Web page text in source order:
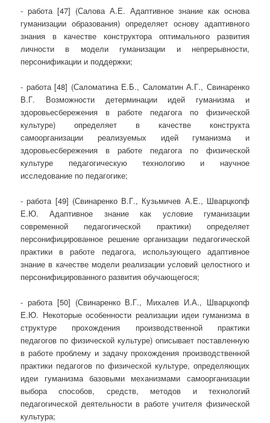
- работа [47] (Салова А.Е. Адаптивное знание как основа
гуманизации образования) определяет основу адаптивного
знания в качестве конструктора оптимального развития
личности в модели гуманизации и непрерывности,
персонификации и поддержки;
- работа [48] (Саломатина Е.Б., Саломатин А.Г., Свинаренко
В.Г. Возможности детерминации идей гуманизма и
здоровьесбережения в работе педагога по физической
культуре) определяет в качестве конструкта
самоорганизации реализуемых идей гуманизма и
здоровьесбережения в работе педагога по физической
культуре педагогическую технологию и научное
исследование по педагогике;
- работа [49] (Свинаренко В.Г., Кузьмичев А.Е., Шварцкопф
Е.Ю. Адаптивное знание как условие гуманизации
современной педагогической практики) определяет
персонифицированное решение организации педагогической
практики в работе педагога, использующего адаптивное
знание в качестве модели реализации условий целостного и
персонифицированного развития обучающегося;
- работа [50] (Свинаренко В.Г., Михалев И.А., Шварцкопф
Е.Ю. Некоторые особенности реализации идеи гуманизма в
структуре прохождения производственной практики
педагогов по физической культуре) описывает поставленную
в работе проблему и задачу прохождения производственной
практики педагогов по физической культуре, определяющих
идеи гуманизма базовыми механизмами самоорганизации
выбора способов, средств, методов и технологий
педагогической деятельности в работе учителя физической
культура;